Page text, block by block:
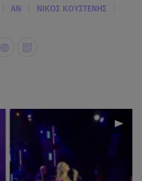
ΑΝ ΝΙΚΟΣ ΚΟΥΣΤΕΝΗΣ